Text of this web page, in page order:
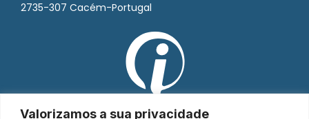
Valorizamos a sua privacidade
2735-307 Cacém-Portugal